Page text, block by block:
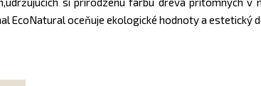
EcoNatural oceňuje ekologické hodnoty a estetický